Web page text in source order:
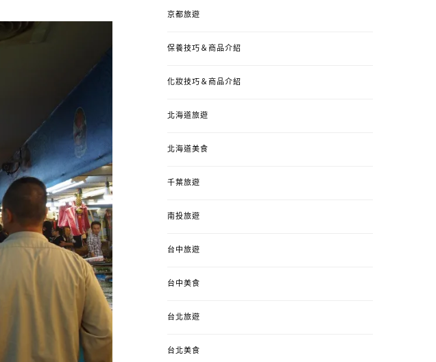
京都旅遊
保養技巧＆商品介紹
化妝技巧＆商品介紹
北海道旅遊
北海道美食
千葉旅遊
南投旅遊
台中旅遊
台中美食
台北旅遊
台北美食